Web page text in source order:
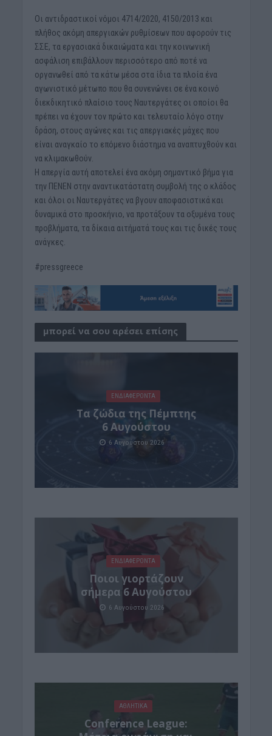
Οι αντιδραστικοί νόμοι 4714/2020, 4150/2013 και
πλήθος ακόμη απεργιακών ρυθμίσεων που αφορούν τις
ΣΣΕ, τα εργασιακά δικαιώματα και την κοινωνική
ασφάλιση επιβάλλουν περισσότερο από ποτέ να
οργανωθεί από τα κάτω μέσα στα ίδια τα πλοία ένα
αγωνιστικό μέτωπο που θα συνενώνει σε ένα κοινό
διεκδικητικό πλαίσιο τους Ναυτεργάτες οι οποίοι θα
πρέπει να έχουν τον πρώτο και τελευταίο λόγο στην
δράση, στους αγώνες και τις απεργιακές μάχες που
είναι αναγκαίο το επόμενο διάστημα να αναπτυχθούν και
να κλιμακωθούν.
Η απεργία αυτή αποτελεί ένα ακόμη σημαντικό βήμα για
την ΠΕΝΕΝ στην αναντικατάστατη συμβολή της ο κλάδος
και όλοι οι Ναυτεργάτες να βγουν αποφασιστικά και
δυναμικά στο προσκήνιο, να προτάξουν τα οξυμένα τους
προβλήματα, τα δίκαια αιτήματά τους και τις δικές τους
ανάγκες.
#pressgreece
μπορεί να σου αρέσει επίσης
ΕΝΔΙΑΦΕΡΟΝΤΑ
Tα ζώδια της Πέμπτης
6 Αυγούστου
6 Αυγούστου 2026
ΕΝΔΙΑΦΕΡΟΝΤΑ
Ποιοι γιορτάζουν
σήμερα 6 Αυγούστου
6 Αυγούστου 2026
ΑΘΛΗΤΙΚΑ
Conference League: